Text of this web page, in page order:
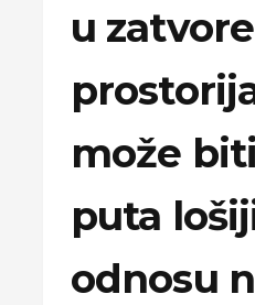
u
može
puta
odnosu